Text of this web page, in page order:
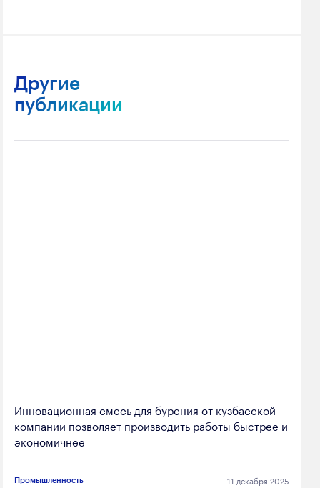
Другие
публикации
Инновационная смесь для бурения от кузбасской
компании позволяет производить работы быстрее и
экономичнее
Промышленность 11 декабря 2025